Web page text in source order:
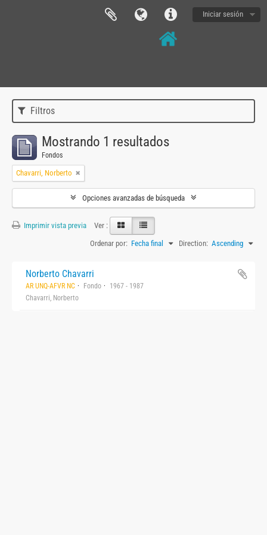
Iniciar sesión
Filtros
Mostrando 1 resultados
Fondos
Chavarri, Norberto
Opciones avanzadas de búsqueda
Imprimir vista previa
Ver :
Ordenar por: Fecha final Direction: Ascending
Norberto Chavarri
AR UNQ-AFVR NC Fondo
1967 - 1987
Chavarri, Norberto